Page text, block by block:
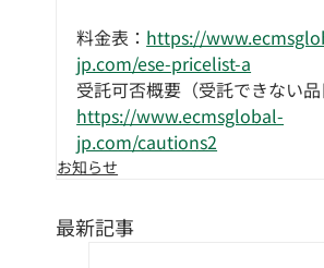
料金表： https://
jp.com/ese-pricelist-a
受託可否概要（受託できない品
https://www.ecmsglobal-
jp.com/cautions2
お知らせ
最新記事